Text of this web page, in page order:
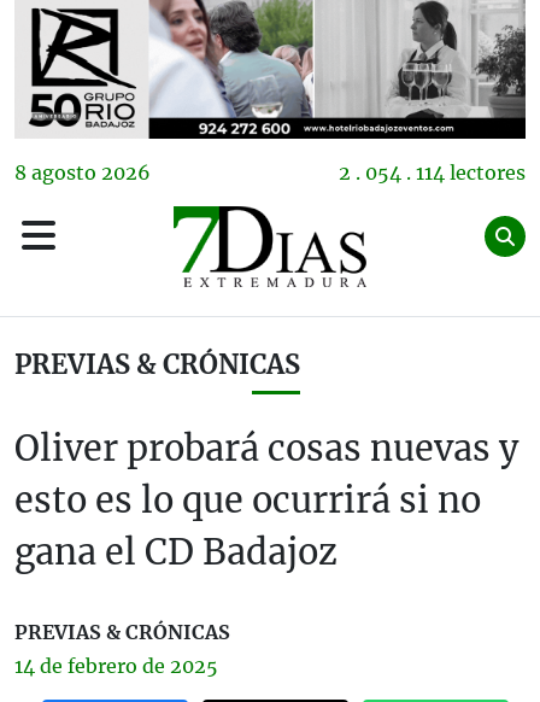
8 agosto 2026 2 . 054 . 114 lectores
PREVIAS & CRÓNICAS
Oliver probará cosas nuevas y
esto es lo que ocurrirá si no
gana el CD Badajoz
PREVIAS & CRÓNICAS
14 de febrero de 2025